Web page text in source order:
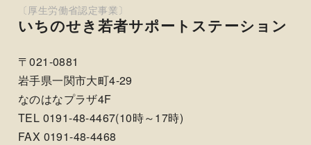
いちのせき若者サポートステーション
〒021-0881
岩手県一関市大町4-29
なのはなプラザ4F
TEL 0191-48-4467(10時～17時)
FAX 0191-48-4468